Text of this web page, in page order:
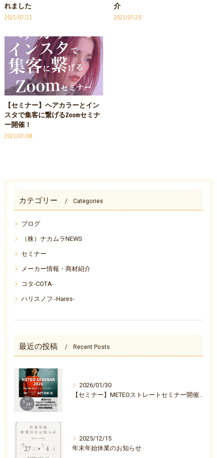
れました
2021/07/21
介
2021/07/20
【セミナー】ヘアカラーとイン
スタで集客に繋げるZoomセミナ
ー開催！
2021/07/08
カテゴリー Categories
ブログ
（株）ナカムラNEWS
セミナー
メーカー情報・商材紹介
コタ-COTA-
ハリスノフ -Hares-
最近の投稿 Recent Posts
2026/01/30
【セミナー】METEOストレートセミナー開催決定のお知らせ
2025/12/15
年末年始休業のお知らせ